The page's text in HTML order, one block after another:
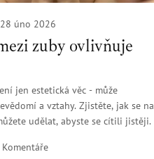
28 úno 2026
zuby ovlivňuje
jen estetická věc - může
a vztahy. Zjistěte, jak se na
udělat, abyste se cítili jistěji.